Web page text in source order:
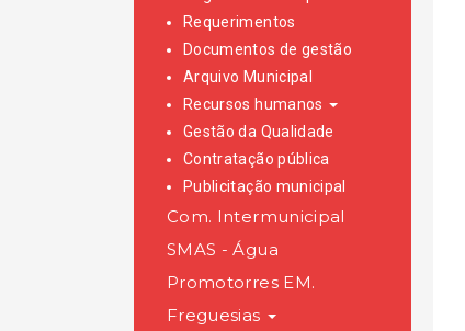
Requerimentos
Documentos de gestão
Arquivo Municipal
Recursos humanos
Gestão da Qualidade
Contratação pública
Publicitação municipal
Com. Intermunicipal
SMAS - Água
Promotorres EM.
Freguesias